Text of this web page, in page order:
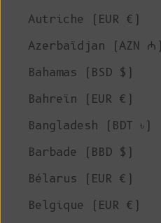
Autriche (EUR €)
Azerbaïdjan (AZN ₼)
Bahamas (BSD $)
Bahreïn (EUR €)
Bangladesh (BDT ৳)
Barbade (BBD $)
Bélarus (EUR €)
Belgique (EUR €)